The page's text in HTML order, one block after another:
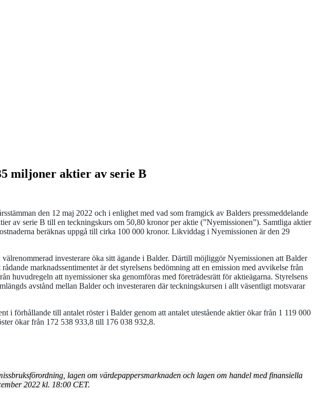
miljoner aktier av serie B
den 12 maj 2022 och i enlighet med vad som framgick av Balders pressmeddelande
av serie B till en teckningskurs om 50,80 kronor per aktie (”Nyemissionen”). Samtliga aktier
beräknas uppgå till cirka 100 000 kronor. Likviddag i Nyemissionen är den 29
investerare öka sitt ägande i Balder. Därtill möjliggör Nyemissionen att Balder
marknadssentimentet är det styrelsens bedömning att en emission med avvikelse från
huvudregeln att nyemissioner ska genomföras med företrädesrätt för aktieägarna. Styrelsens
avstånd mellan Balder och investeraren där teckningskursen i allt väsentligt motsvarar
förhållande till antalet röster i Balder genom att antalet utestående aktier ökar från 1 119 000
ökar från 172 538 933,8 till 176 038 932,8.
lagen om värdepappersmarknaden och lagen om handel med finansiella
2022 kl. 18:00 CET.